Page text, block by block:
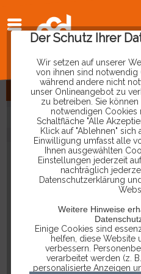
Der Schutz Ihrer
Wir setzen auf unserer
von ihnen sind notwendig
während andere nicht
unser Onlineangebot zu
zu betreiben. Sie
notwendigen Cookies
Schaltfläche "Alle
Klick auf "Ablehnen"
Einwilligung umfasst alle
Ihnen ausgewählten
Einstellungen jederzeit
nachträglich
Datenschutzerklärung
Weitere Hinweise
Einige Cookies sind
helfen, diese Website
verbessern.
verarbeitet werden (z.
personalisierte Anzeigen
FILTERN
ARTIKEL